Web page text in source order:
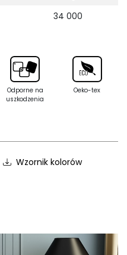
34 000
Odporne na
uszkodzenia
Oeko-tex
Wzornik kolorów